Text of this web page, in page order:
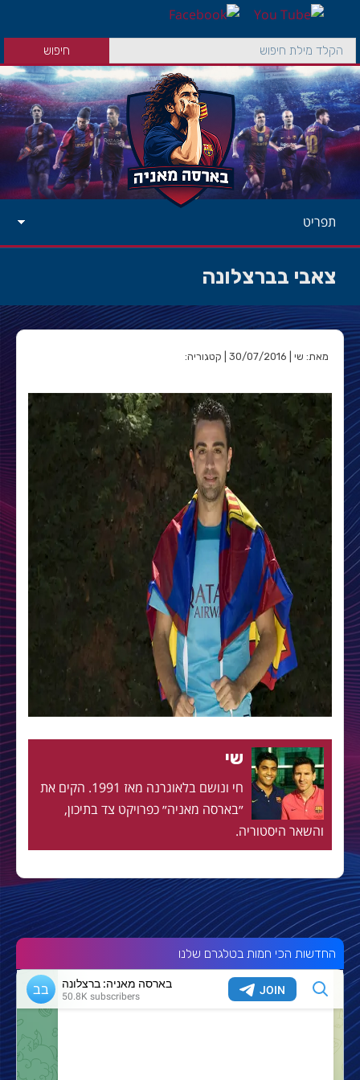
תפריט
צאבי בברצלונה
מאת: שי | 30/07/2016 | קטגוריה:
שי
חי ונושם בלאוגרנה מאז 1991. הקים את
״בארסה מאניה״ כפרויקט צד בתיכון,
והשאר היסטוריה.
החדשות הכי חמות בטלגרם שלנו